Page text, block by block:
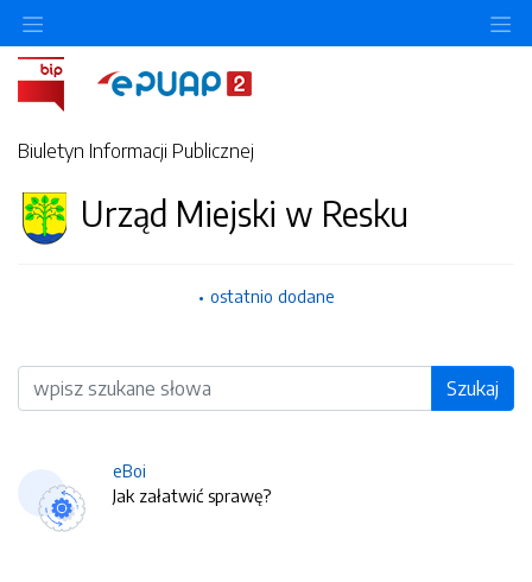
Biuletyn Informacji Publicznej
Urząd Miejski w Resku
ostatnio dodane
Wyszukiwarka Szukaj
eBoi
Jak załatwić sprawę?